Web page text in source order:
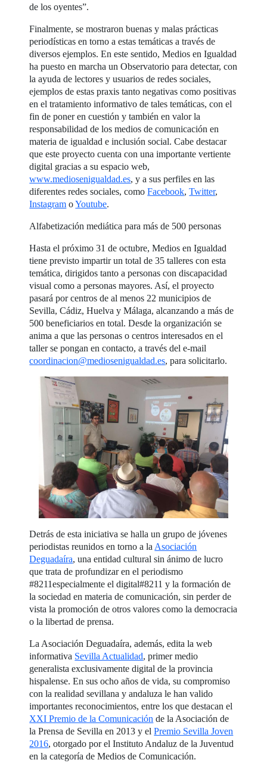
de los oyentes”.
Finalmente, se mostraron buenas y malas prácticas
periodísticas en torno a estas temáticas a través de
diversos ejemplos. En este sentido, Medios en Igualdad
ha puesto en marcha un Observatorio para detectar, con
la ayuda de lectores y usuarios de redes sociales,
ejemplos de estas praxis tanto negativas como positivas
en el tratamiento informativo de tales temáticas, con el
fin de poner en cuestión y también en valor la
responsabilidad de los medios de comunicación en
materia de igualdad e inclusión social. Cabe destacar
que este proyecto cuenta con una importante vertiente
digital gracias a su espacio web,
www.mediosenigualdad.es, y a sus perfiles en las
diferentes redes sociales, comoFacebook,Twitter,
Instagram oYoutube.
Alfabetización mediática para más de 500 personas
Hasta el próximo 31 de octubre, Medios en Igualdad
tiene previsto impartir un total de 35 talleres con esta
temática, dirigidos tanto a personas con discapacidad
visual como a personas mayores. Así, el proyecto
pasará por centros de al menos 22 municipios de
Sevilla, Cádiz, Huelva y Málaga, alcanzando a más de
500 beneficiarios en total. Desde la organización se
anima a que las personas o centros interesados en el
taller se pongan en contacto, a través del e-mail
coordinacion@mediosenigualdad.es, para solicitarlo.
Detrás de esta iniciativa se halla un grupo de jóvenes
periodistas reunidos en torno a la Asociación
Deguadaíra, una entidad cultural sin ánimo de lucro
que trata de profundizar en el periodismo
#8211especialmente el digital#8211 y la formación de
la sociedad en materia de comunicación, sin perder de
vista la promoción de otros valores como la democracia
o la libertad de prensa.
La Asociación Deguadaíra, además, edita la web
informativa Sevilla Actualidad, primer medio
generalista exclusivamente digital de la provincia
hispalense. En sus ocho años de vida, su compromiso
con la realidad sevillana y andaluza le han valido
importantes reconocimientos, entre los que destacan el
XXI Premio de la Comunicación de la Asociación de
la Prensa de Sevilla en 2013 y elPremio Sevilla Joven
2016, otorgado por el Instituto Andaluz de la Juventud
en la categoría de Medios de Comunicación.